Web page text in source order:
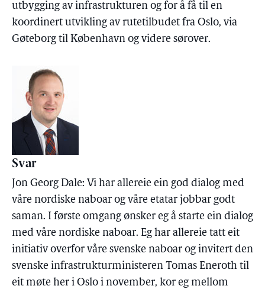
utbygging av infrastrukturen og for å få til en
koordinert utvikling av rutetilbudet fra Oslo, via
Gøteborg til København og videre sørover.
Svar
Jon Georg Dale: Vi har allereie ein god dialog med
våre nordiske naboar og våre etatar jobbar godt
saman. I første omgang ønsker eg å starte ein dialog
med våre nordiske naboar. Eg har allereie tatt eit
initiativ overfor våre svenske naboar og invitert den
svenske infrastrukturministeren Tomas Eneroth til
eit møte her i Oslo i november, kor eg mellom